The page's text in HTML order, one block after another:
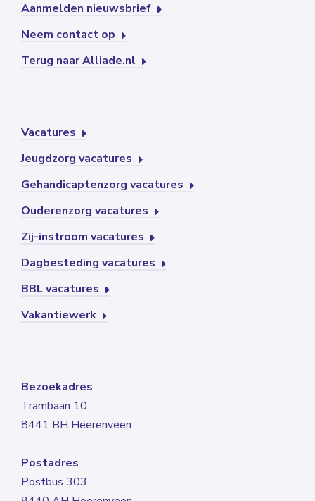
Aanmelden nieuwsbrief
Neem contact op
Terug naar Alliade.nl
Vacatures
Jeugdzorg vacatures
Gehandicaptenzorg vacatures
Ouderenzorg vacatures
Zij-instroom vacatures
Dagbesteding vacatures
BBL vacatures
Vakantiewerk
Bezoekadres
Trambaan 10
8441 BH Heerenveen
Postadres
Postbus 303